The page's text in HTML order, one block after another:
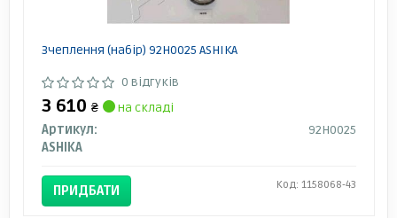
Зчеплення (набір) 92H0025 ASHIKA
0 відгуків
3 610 ₴
на складі
Артикул:
92H0025
ASHIKA
ПРИДБАТИ Код: 1158068-43